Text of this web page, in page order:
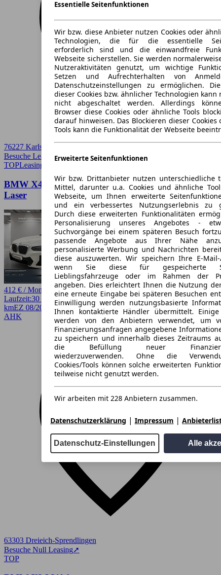
Essentielle Seitenfunktionen
Wir bzw. diese Anbieter nutzen Cookies oder
Technologien, die für die essentielle
erforderlich sind und die einwandfreie
Webseite sicherstellen. Sie werden
Nutzeraktivitäten genutzt, um wichtige
Setzen und Aufrechterhalten von
Datenschutzeinstellungen zu ermöglichen.
dieser Cookies bzw. ähnlicher Technologien kann
nicht abgeschaltet werden. Allerdings
Browser diese Cookies oder ähnliche Tools
darauf hinweisen. Das Blockieren dieser
Tools kann die Funktionalität der Webseite
Erweiterte Seitenfunktionen
Wir bzw. Drittanbieter nutzen unterschiedliche
Mittel, darunter u.a. Cookies und ähnliche
Webseite, um Ihnen erweiterte
und ein verbessertes Nutzungserlebnis zu
Durch diese erweiterten Funktionalitäten
Personalisierung unseres Angebotes -
Suchvorgänge bei einem späteren Besuch
passende Angebote aus Ihrer Nähe
personalisierte Werbung und Nachrichten
diese auszuwerten. Wir speichern Ihre E-Mail-
wenn Sie diese für gespeicherte
Lieblingsfahrzeuge oder im Rahmen der
angeben. Dies erleichtert Ihnen die Nutzung
eine erneute Eingabe bei späteren Besuchen
Einwilligung werden nutzungsbasierte
Ihnen kontaktierte Händler übermittelt. Einige
werden von den Anbietern verwendet, um
Finanzierungsanfragen angegebene
zu speichern und innerhalb dieses Zeitraums
die Befüllung neuer
wiederzuverwenden. Ohne die
Cookies/Tools können solche erweiterten
teilweise nicht genutzt werden.
Wir arbeiten mit 228 Anbietern zusammen.
Datenschutzerklärung | Impressum |
Datenschutz-Einstellungen Alle
76227 Karlsruhe
Besuche Leasingmarkt➚
TOPLeasing
BMW X4 xDrive30i M Sport AHK LiveCockpitProf
Laser
412 € / Monat
Laufzeit:30 Monatekm/Jahr:5.000Benzin252 PS (185 kW)24.090
kmEZ 08/2025 AutomatikSUV / Pickup4 Türen
AHK
63303 Dreieich-Sprendlingen
Besuche Null Leasing➚
TOP